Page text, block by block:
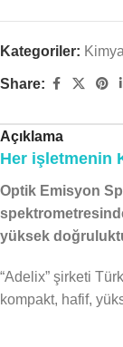
Kategoriler:
Share:
Açıklama
Her işletmenin
Optik Emisyon
yüksek
“Adelix” şirketi
kompakt, hafif,